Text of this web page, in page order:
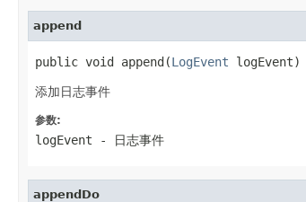
append
public void append(LogEvent logEvent)
添加日志事件
参数:
logEvent - 日志事件
appendDo